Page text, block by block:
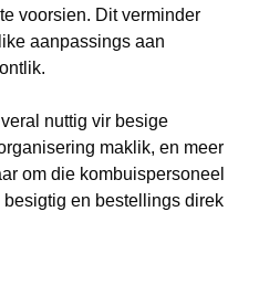
voorsien. Dit verminder
aanpassings aan
nuttig vir besige
maklik, en meer
om die kombuispersoneel
en bestellings direk